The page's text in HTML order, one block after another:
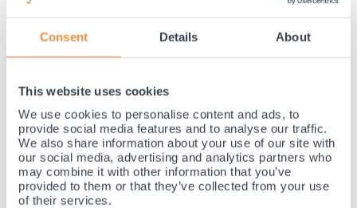
Consent Details About
This website uses cookies
We use cookies to personalise content and ads, to
provide social media features and to analyse our traffic.
We also share information about your use of our site with
our social media, advertising and analytics partners who
may combine it with other information that you’ve
provided to them or that they’ve collected from your use
of their services.
35 jaar medische ervaring!
Nr.1 in Benelux en Duitsland!
Gratis verzending vanaf €50,-
Voor 21:30 besteld, morgen thuis!
Gratis retourneren en 14 dagen uitproberen!
Achteraf betalen mogelijk! Nergens goedkoper!